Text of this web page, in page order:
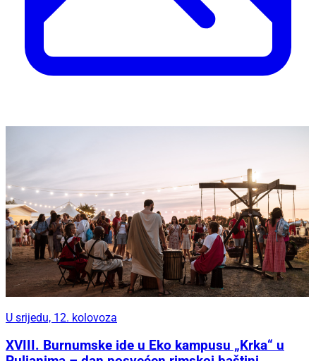
U srijedu, 12. kolovoza
XVIII. Burnumske ide u Eko kampusu „Krka“ u